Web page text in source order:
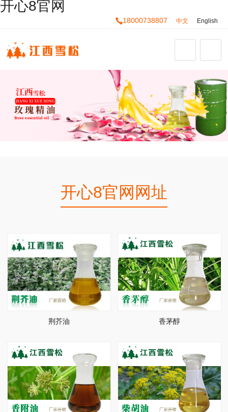
开心8官网
18000738807 中文 English
开心8官网网址
荆芥油 香茅醇